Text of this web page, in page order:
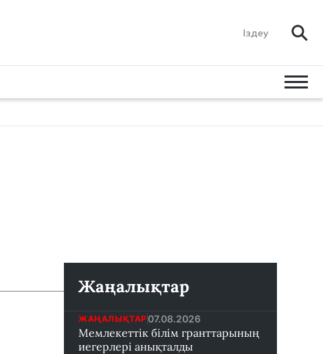
Жаңалықтар
ЖАҢАЛЫҚТАР 07.08.2026
Мемлекеттік білім гранттарының
иегерлері анықталды